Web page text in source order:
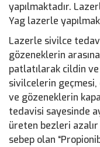
yapılmaktadır.
Yag lazerle
Lazerle sivilce
gözeneklerin
patlatılarak cildin
sivilcelerin geçmesi,
ve gözeneklerin
tedavisi sayesinde
üreten bezleri
sebep olan